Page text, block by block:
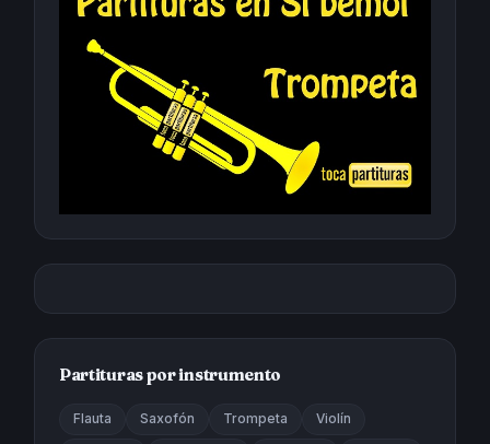
Partituras por instrumento
Flauta Saxofón Trompeta Violín